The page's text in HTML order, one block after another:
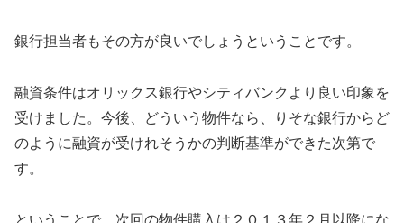
銀行担当者もその方が良いでしょうということです。
融資条件はオリックス銀行やシティバンクより良い印象を
受けました。今後、どういう物件なら、りそな銀行からど
のように融資が受けれそうかの判断基準ができた次第で
す。
ということで、次回の物件購入は２０１３年２月以降にな